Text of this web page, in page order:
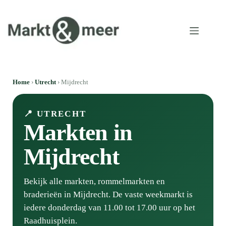
Home › Utrecht› Mijdrecht
📍 UTRECHT
Markten in
Mijdrecht
Bekijk alle markten, rommelmarkten en
braderieën in Mijdrecht. De vaste weekmarkt is
iedere donderdag van 11.00 tot 17.00 uur op het
Raadhuisplein.